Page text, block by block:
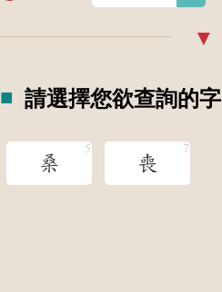
請選擇您欲查詢的字
桑 喪